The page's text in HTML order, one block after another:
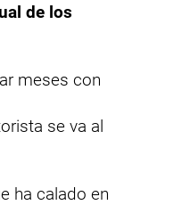
de los
meses con
se va al
ha calado en